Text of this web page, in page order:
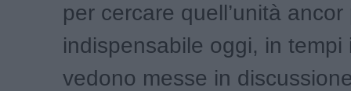
per cercare quell’unità ancor
indispensabile oggi, in tempi
vedono messe in